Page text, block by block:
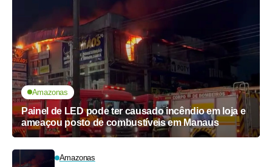
Amazonas
Painel de LED pode ter causado incêndio em loja e
ameaçou posto de combustíveis em Manaus
Amazonas